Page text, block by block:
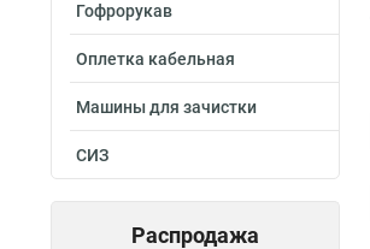
Гофрорукав
Оплетка кабельная
Машины для зачистки
СИЗ
Распродажа